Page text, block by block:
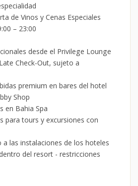
de Vinos y Cenas Especiales
– 23:00
desde el Privilege Lounge
Check-Out, sujeto a
premium en bares del hotel
Shop
en Bahia Spa
para tours y excursiones con
las instalaciones de los hoteles
del resort - restricciones